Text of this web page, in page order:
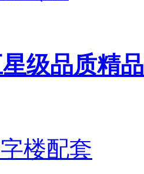
级品质精
楼配套